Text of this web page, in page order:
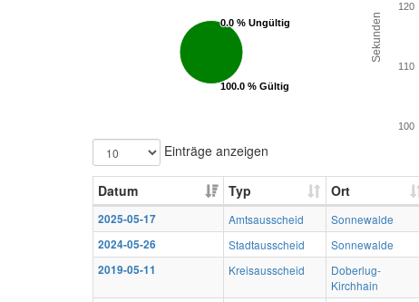
0.0 % Ungültig
0.0 % Ungültig
100.0 % Gültig
100.0 % Gültig
Sekunden
100
110
120
Einträge anzeigen
Datum Typ Ort
2025-05-17 Amtsausscheid Sonnewalde
2024-05-26
Stadtausscheid Sonnewalde
2019-05-11
Kreisausscheid
Doberlug-
Kirchhain